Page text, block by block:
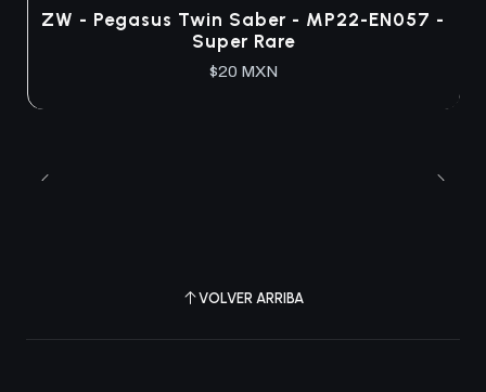
ZW - Pegasus Twin Saber - MP22-EN057 -
Super Rare
$20 MXN
VOLVER ARRIBA